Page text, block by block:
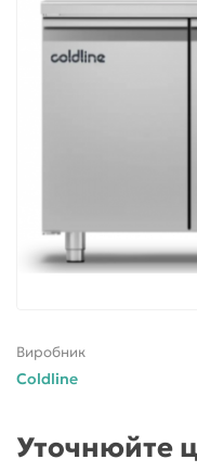
Виробник
Coldline
Уточнюйте